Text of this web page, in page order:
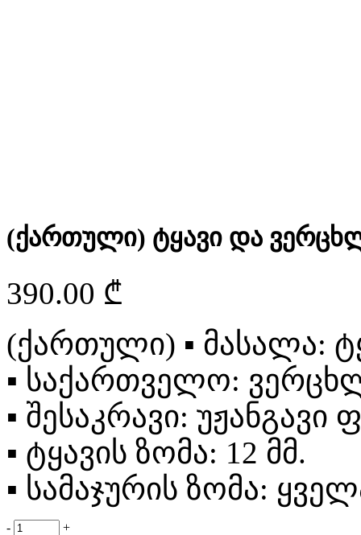
(ქართული) ტყავი და
390.00 ₾
(ქართული) ▪ მასალა:
▪ საქართველო:
▪ შესაკრავი:
▪ ტყავის ზომა: 12 მმ.
▪ სამაჯურის ზომა:
- +